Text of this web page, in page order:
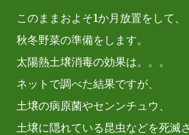
このままおよそ1か月放置をして、
秋冬野菜の準備をします。
太陽熱土壌消毒の効果は。。。
ネットで調べた結果ですが、
土壌の病原菌やセンンチュウ、
土壌に隠れている昆虫などを死滅